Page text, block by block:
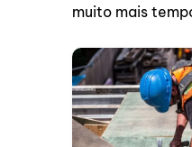
muito mais